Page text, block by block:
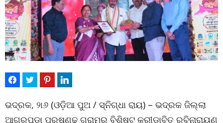
ଭଦ୍ରକ, ୨ା୬ (ଓଡ଼ିଆ ପୁଅ / ସ୍ନିଗ୍ଧା ରାୟ) – ଭଦ୍ରକ ଜିଲ୍ଲା
ଆଗରପଡା ପୁରୁଷଣ୍ଢ ଗ୍ରାମର ବିଶିଷ୍ଟ କ୍ରୀଡାବିତ୍ ରବିନାରାୟଣ